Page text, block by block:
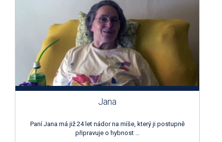
Jana
Paní Jana má již 24 let nádor na míše, který ji postupně
připravuje o hybnost …